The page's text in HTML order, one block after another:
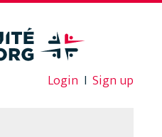
Login I Sign up